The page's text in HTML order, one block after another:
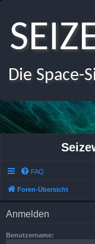
Die Space-
FAQ
Foren-Übersicht
Anmelden
Benutzername: